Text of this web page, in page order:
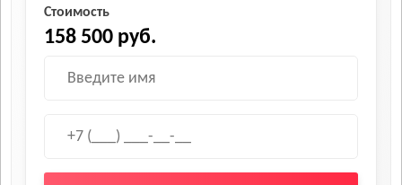
Стоимость
158 500 руб.